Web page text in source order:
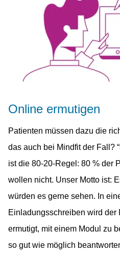
Online ermutigen
Patienten müssen dazu die
das auch bei Mindfit der Fall?
ist die 80-20-Regel: 80 % der
wollen nicht. Unser Motto ist:
würden es gerne sehen. In
Einladungsschreiben wird der
ermutigt, mit einem Modul zu
so gut wie möglich